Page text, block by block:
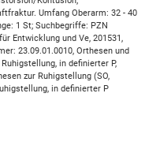
Umfang Oberarm: 32 - 40
1 St; Suchbegriffe: PZN
Entwicklung und Ve, 201531,
23.09.01.0010, Orthesen und
in definierter P,
zur Ruhigstellung (SO,
in definierter P